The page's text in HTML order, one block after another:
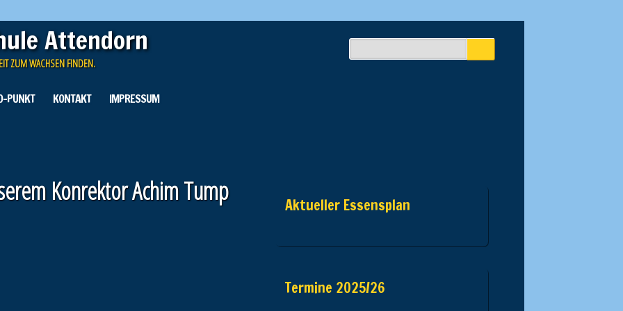
Attendorn
ZUM WACHSEN FINDEN.
PUNKT KONTAKT IMPRESSUM
Konrektor Achim Tump Aktueller Essensplan
Termine 2025/26